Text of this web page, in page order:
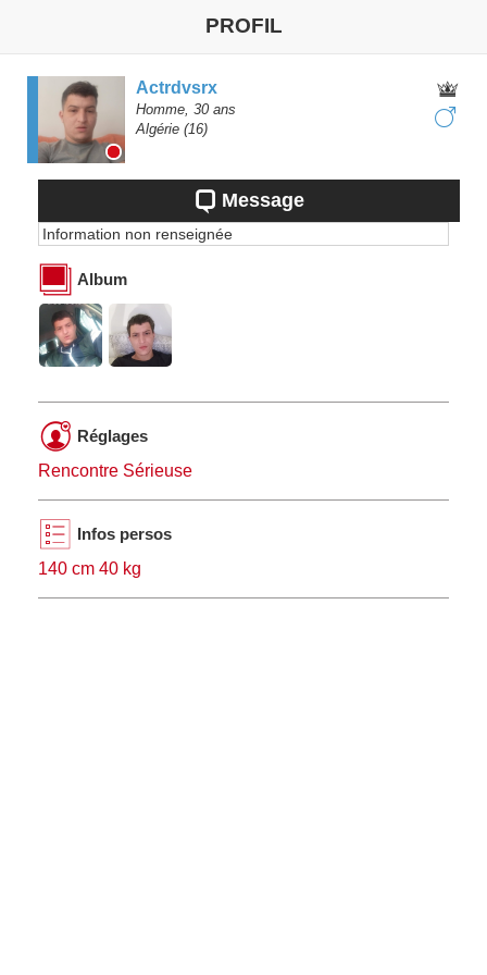
PROFIL
Actrdvsrx
Homme, 30 ans
Algérie (16)
Message
Information non renseignée
Album
Réglages
Rencontre Sérieuse
Infos persos
140 cm 40 kg